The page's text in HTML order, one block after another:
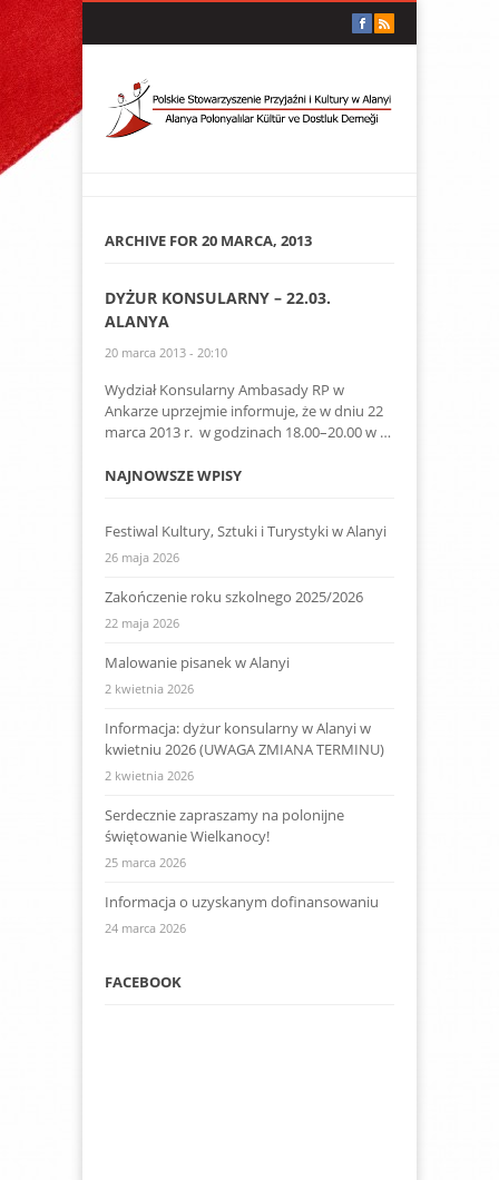
ARCHIVE FOR 20 MARCA, 2013
DYŻUR KONSULARNY – 22.03.
ALANYA
20 marca 2013 - 20:10
Wydział Konsularny Ambasady RP w
Ankarze uprzejmie informuje, że w dniu 22
marca 2013 r. w godzinach 18.00–20.00 w …
NAJNOWSZE WPISY
Festiwal Kultury, Sztuki i Turystyki w Alanyi
26 maja 2026
Zakończenie roku szkolnego 2025/2026
22 maja 2026
Malowanie pisanek w Alanyi
2 kwietnia 2026
Informacja: dyżur konsularny w Alanyi w
kwietniu 2026 (UWAGA ZMIANA TERMINU)
2 kwietnia 2026
Serdecznie zapraszamy na polonijne
świętowanie Wielkanocy!
25 marca 2026
Informacja o uzyskanym dofinansowaniu
24 marca 2026
FACEBOOK